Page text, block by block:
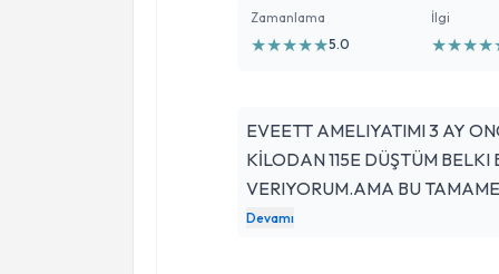
Zamanlama
★★★★★5.0
İlgi
★★★★
EVEETT AMELIYATIMI 3 AY
KİLODAN 115E DÜŞTÜM BELKI
VERIYORUM.AMA BU
ALAKALI SÖNMEZ HOCAM
Devamı